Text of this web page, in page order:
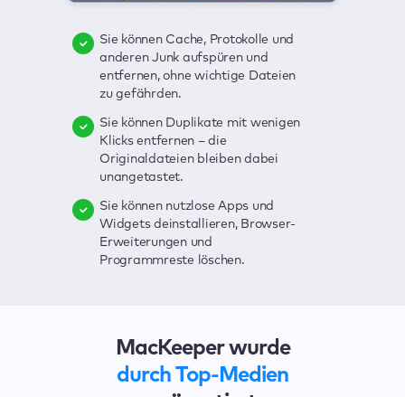
Sie können Cache, Protokolle und
anderen Junk aufspüren und
entfernen, ohne wichtige Dateien
zu gefährden.
Sie können Duplikate mit wenigen
Klicks entfernen – die
Originaldateien bleiben dabei
unangetastet.
Sie können nutzlose Apps und
Widgets deinstallieren, Browser-
Erweiterungen und
Programmreste löschen.
Sie können Viren löschen,
Echtzeitschutz nutzen und Adware
mit einem Klick beseitigen.
Kreditkarten- und andere sensible
Daten im Auge behalten. Bei
Sicherheitsverletzungen werden
Sie sofort benachrichtigt.
Mit VPN können Sie Ihre
Verbindung schützen und Ihre
Surfaktivitäten vor Spionen und
Hackern verbergen.
Mit einem Klick lassen sich alle
möglichen Bedrohungen für Ihren
Mac ausfindig machen – Junk,
Viren, Adware, veraltete Apps und
Die übersichtliche und praktische
Benutzeroberfläche zur Erkennung
der Sicherheitsschwachstellen
benutzerfreundlich.
Mit wenigen Klicks lassen sich alle
Probleme beheben.
MacKeeper wurde
durch Top-Medien